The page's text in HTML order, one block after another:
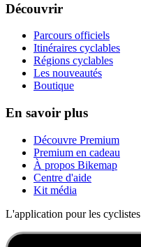
Découvrir
Parcours officiels
Itinéraires cyclables
Régions cyclables
Les nouveautés
Boutique
En savoir plus
Découvre Premium
Premium en cadeau
À propos Bikemap
Centre d'aide
Kit média
L'application pour les cyclistes